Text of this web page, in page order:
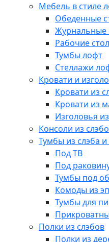
Мебель в стиле
Обеденные
Журнальные
Рабочие
Тумбы лофт
Стеллажи
Кровати и
Кровати из
Кровати из
Изголовья
Консоли из
Тумбы из слэба
Под ТВ
Под
Тумбы под
Комоды из
Тумбы для
Полки из слэбов
Полки из